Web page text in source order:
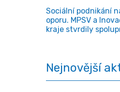
Sociální podnikání
oporu. MPSV a
kraje stvrdily
Nejnovější